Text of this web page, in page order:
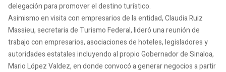
delegación para promover el destino turístico.
Asimismo en visita con empresarios de la entidad, Claudia Ruiz
Massieu, secretaria de Turismo Federal, lideró una reunión de
trabajo con empresarios, asociaciones de hoteles, legisladores y
autoridades estatales incluyendo al propio Gobernador de Sinaloa,
Mario López Valdez, en donde convocó a generar negocios a partir